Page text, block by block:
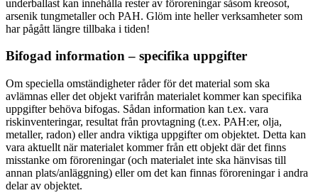
underballast kan innehålla rester av föroreningar såsom kreosot,
arsenik tungmetaller och PAH. Glöm inte heller verksamheter som
har pågått längre tillbaka i tiden!
Bifogad information – specifika uppgifter
Om speciella omständigheter råder för det material som ska
avlämnas eller det objekt varifrån materialet kommer kan specifika
uppgifter behöva bifogas. Sådan information kan t.ex. vara
riskinventeringar, resultat från provtagning (t.ex. PAH:er, olja,
metaller, radon) eller andra viktiga uppgifter om objektet. Detta kan
vara aktuellt när materialet kommer från ett objekt där det finns
misstanke om föroreningar (och materialet inte ska hänvisas till
annan plats/anläggning) eller om det kan finnas föroreningar i andra
delar av objektet.